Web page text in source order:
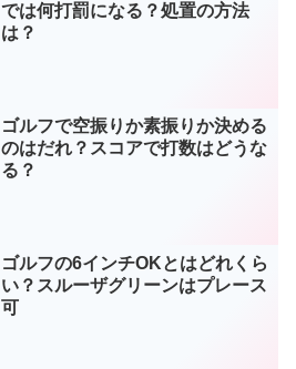
では何打罰になる？処置の方法
は？
ゴルフで空振りか素振りか決める
のはだれ？スコアで打数はどうな
る？
ゴルフの6インチOKとはどれくら
い？スルーザグリーンはプレース
可